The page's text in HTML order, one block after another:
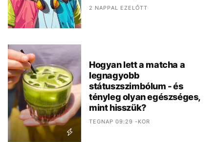
2 NAPPAL EZELŐTT
Hogyan lett a matcha a
legnagyobb
státuszszimbólum - és
tényleg olyan egészséges,
mint hisszük?
TEGNAP 09:29 -KOR